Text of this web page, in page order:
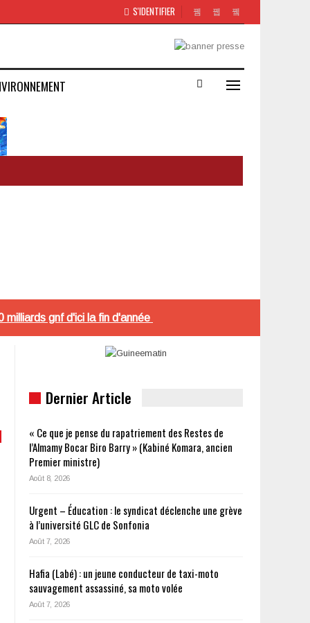
S'IDENTIFIER
gnf d'ici la fin d'année
Dernier Article
« Ce que je pense du rapatriement des Restes de
l’Almamy Bocar Biro Barry » (Kabiné Komara, ancien
Premier ministre)
Août 8, 2026
Urgent – Éducation : le syndicat déclenche une grève
à l’université GLC de Sonfonia
Août 7, 2026
Hafia (Labé) : un jeune conducteur de taxi-moto
sauvagement assassiné, sa moto volée
Août 7, 2026